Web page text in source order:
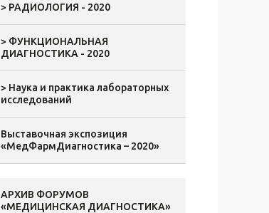
> РАДИОЛОГИЯ - 2020
> ФУНКЦИОНАЛЬНАЯ
ДИАГНОСТИКА - 2020
> Наука и практика лабораторных
исследований
Выставочная экспозиция
«МедФармДиагностика – 2020»
АРХИВ ФОРУМОВ
«МЕДИЦИНСКАЯ ДИАГНОСТИКА»